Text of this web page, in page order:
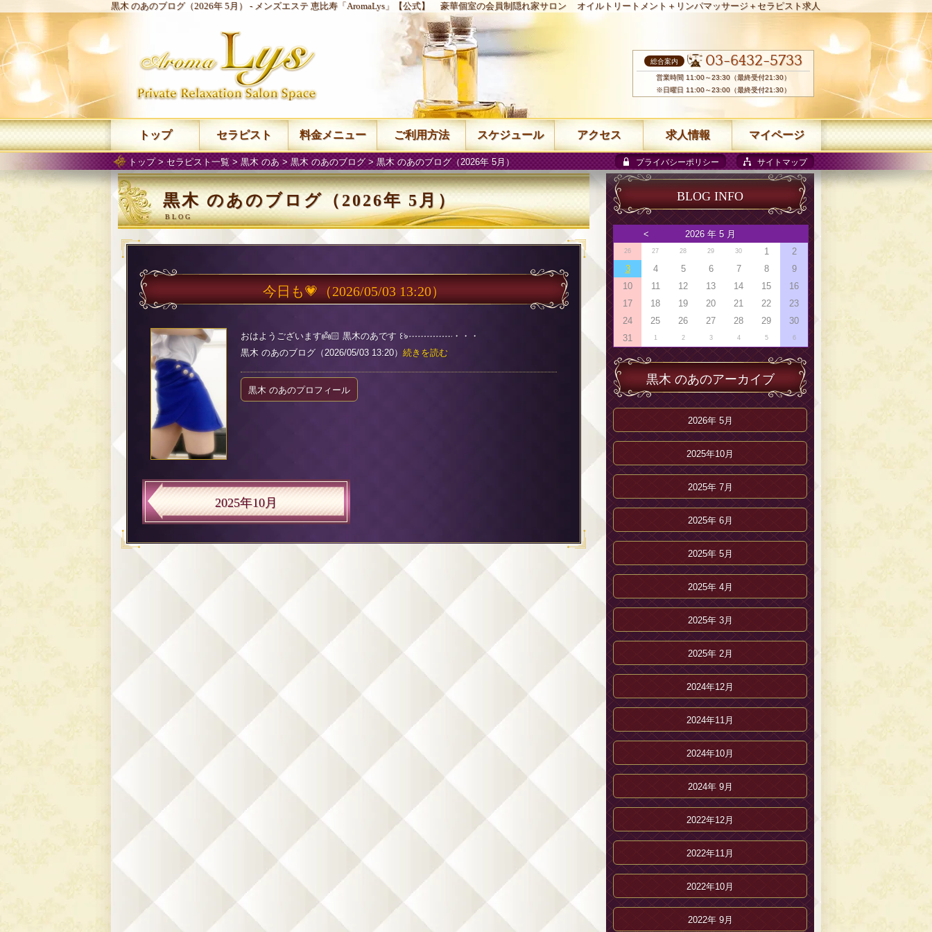
黒木 のあのブログ（2026年 5月） - メンズエステ 恵比寿「AromaLys」【公式】 豪華個室の会員制隠れ家サロン オイルトリートメント＋リンパマッサージ＋セラピスト求人
トップ> セラピスト一覧>黒木 のあ > 黒木 のあのブログ> 黒木 のあのブログ（2026年 5月） プライバシーポリシー サイトマップ
黒木 のあのブログ（2026年 5月）
今日も💗 （2026/05/03 13:20）
おはようございます👼🏻 黒木のあです ꒰ঌ┈┈┈┈┈・・・
黒木 のあのブログ（2026/05/03 13:20） 続きを読む
黒木 のあのプロフィール
2025年10月
BLOG INFO
< 2026 年 5 月
26 27 28 29 30 1
2
3
4 5 6 7 8
9
10
11 12 13 14 15
16
17
18 19 20 21 22
23
24
25 26 27 28 29
30
31
1 2 3 4 5 6
黒木 のあのアーカイブ
2026年 5月
2025年10月
2025年 7月
2025年 6月
2025年 5月
2025年 4月
2025年 3月
2025年 2月
2024年12月
2024年11月
2024年10月
2024年 9月
2022年12月
2022年11月
2022年10月
2022年 9月
総合案内 03-6432-5733
営業時間 11:00～23:30（最終受付21:30）
※日曜日 11:00～23:00（最終受付21:30）
トップ セラピスト 料金メニュー ご利用方法 スケジュール アクセス 求人情報 マイページ